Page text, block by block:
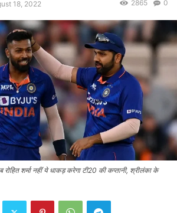
18, 2022 0
2865
शर्मा नहीं ये धाकड़ करेगा टी20 की कप्तानी, श्रीलंका के